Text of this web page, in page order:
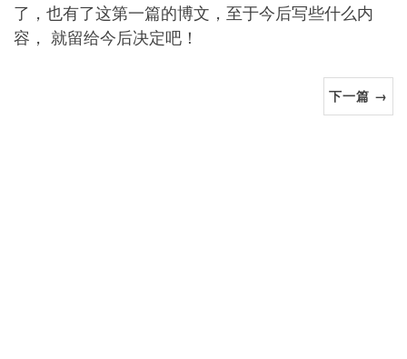
了，也有了这第一篇的博文，至于今后写些什么内
容， 就留给今后决定吧！
下一篇 →